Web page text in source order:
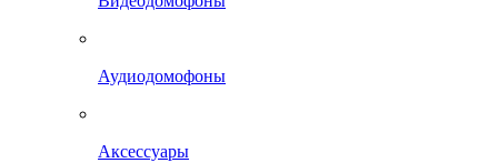
Аудиодомофоны
Аксессуары